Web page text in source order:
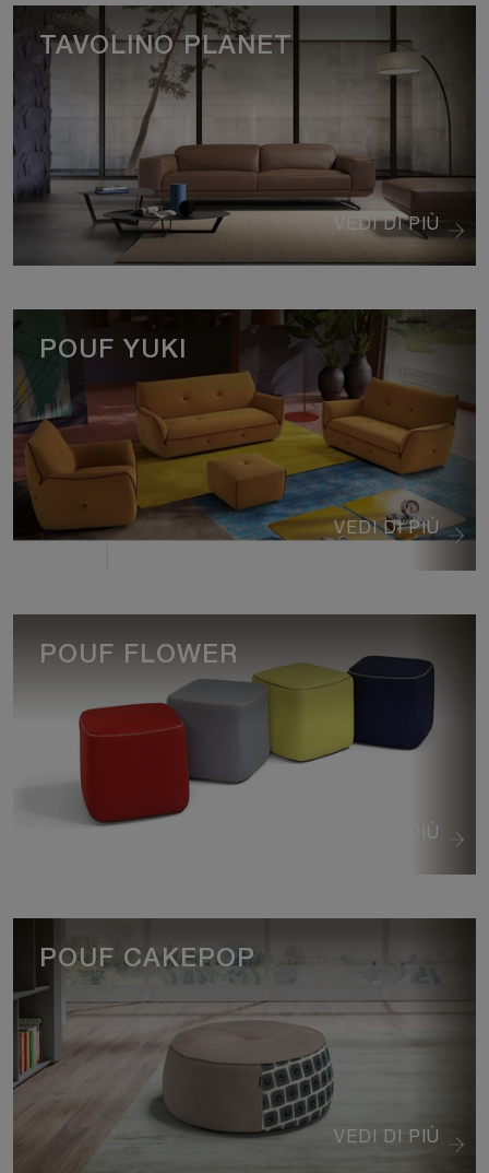
VEDI DI PIÙ
TAVOLINO PLANET
VEDI DI PIÙ
POUF YUKI
VEDI DI PIÙ
POUF FLOWER
VEDI DI PIÙ
POUF CAKEPOP